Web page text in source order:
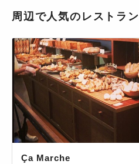
周辺で人気のレストラン
Ça Marche